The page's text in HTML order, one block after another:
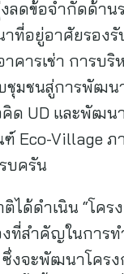
ลดข้อจำกัดด้าน
าที่อยู่อาศัยรอง
คารเช่า การบริ
ชุมชนสู่การพัฒ
ด UD และพัฒน
Eco-Village ภ
บครัน
ได้ดำเนิน “โคร
งที่สำคัญในการท
ซึ่งจะพัฒนาโครง